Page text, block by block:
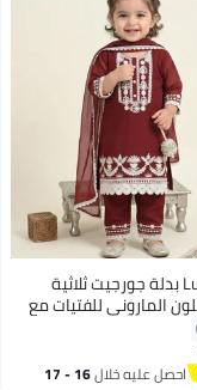
Lucky Kids بدلة جورجيت ثلاثية
الماروني للفتيات مع
من الدانتيل الأبيض
احصل عليه خلال 16 - 17